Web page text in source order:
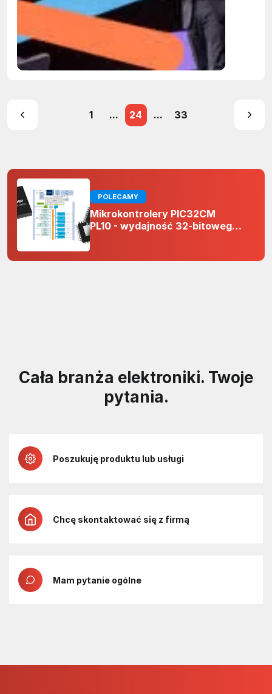
1 ... 24 ... 33
POLECAMY
Mikrokontrolery PIC32CM
PL10 - wydajność 32-bitowego
projektach 5 V
Cała branża elektroniki. Twoje
pytania.
Poszukuję produktu lub usługi
Chcę skontaktować się z firmą
Mam pytanie ogólne